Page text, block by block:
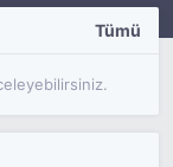
Tümü